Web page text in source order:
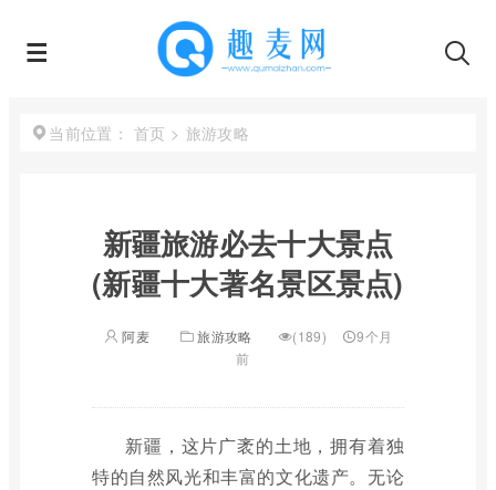
当前位置： 首页 > 旅游攻略
新疆旅游必去十大景点
(新疆十大著名景区景点)
阿麦 旅游攻略 (189)
9个月
前
新疆，这片广袤的土地，拥有着独
特的自然风光和丰富的文化遗产。无论